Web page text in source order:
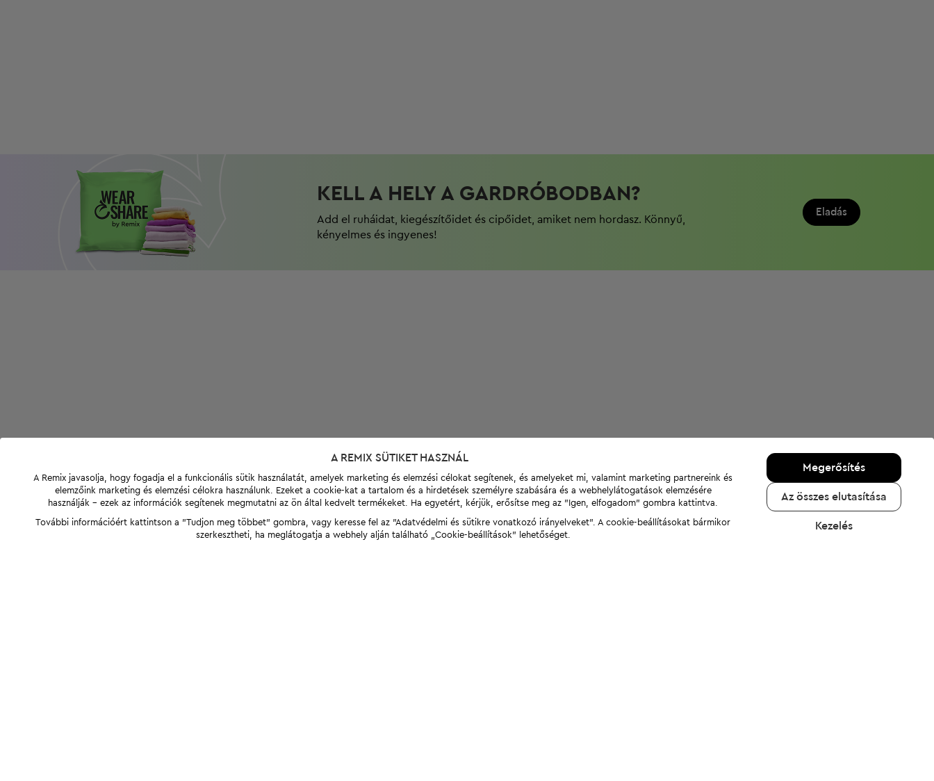
KELL A HELY A GARDRÓBODBAN?
Add el ruháidat, kiegészítőidet és cipőidet, amiket nem hordasz. Könnyű,
kényelmes és ingyenes!
Eladás
A REMIX SÜTIKET HASZNÁL
A Remix javasolja, hogy fogadja el a funkcionális sütik használatát, amelyek marketing és elemzési célokat segítenek, és amelyeket mi, valamint marketing partnereink és
elemzőink marketing és elemzési célokra használunk. Ezeket a cookie-kat a tartalom és a hirdetések személyre szabására és a webhelylátogatások elemzésére
használják - ezek az információk segítenek megmutatni az ön által kedvelt termékeket. Ha egyetért, kérjük, erősítse meg az "Igen, elfogadom" gombra kattintva.
További információért kattintson a "Tudjon meg többet" gombra, vagy keresse fel az "Adatvédelmi és sütikre vonatkozó irányelveket". A cookie-beállításokat bármikor
szerkesztheti, ha meglátogatja a webhely alján található „Cookie-beállítások” lehetőséget.
Megerősítés
Az összes elutasítása
Kezelés